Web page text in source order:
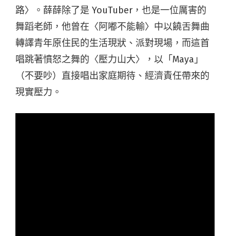
路〉。薛薛除了是 YouTuber，也是一位厲害的
舞蹈老師，他曾在〈阿嘟不能輸〉中以饒舌舞曲
轉譯青年原住民的生活現狀、派對現場，而這首
唱跳著憤怒之舞的〈壓力山大〉，以「Maya」
（不要吵）直接唱出家庭期待、經濟責任帶來的
現實壓力。